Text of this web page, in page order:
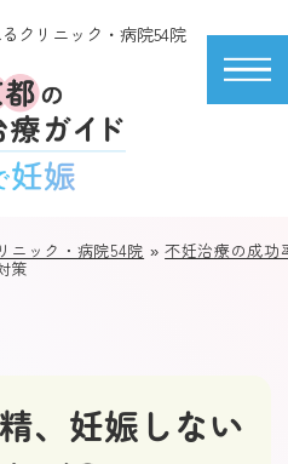
クリニック・病院54院
ニック・病院54院 »不妊治療の成功
策
、妊娠しない